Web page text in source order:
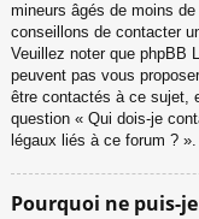
mineurs âgés de moins
conseillons de contacter
Veuillez noter que phpBB
peuvent pas vous
être contactés à ce sujet,
question « Qui dois-je
légaux liés à ce forum ? ».
Pourquoi ne puis-